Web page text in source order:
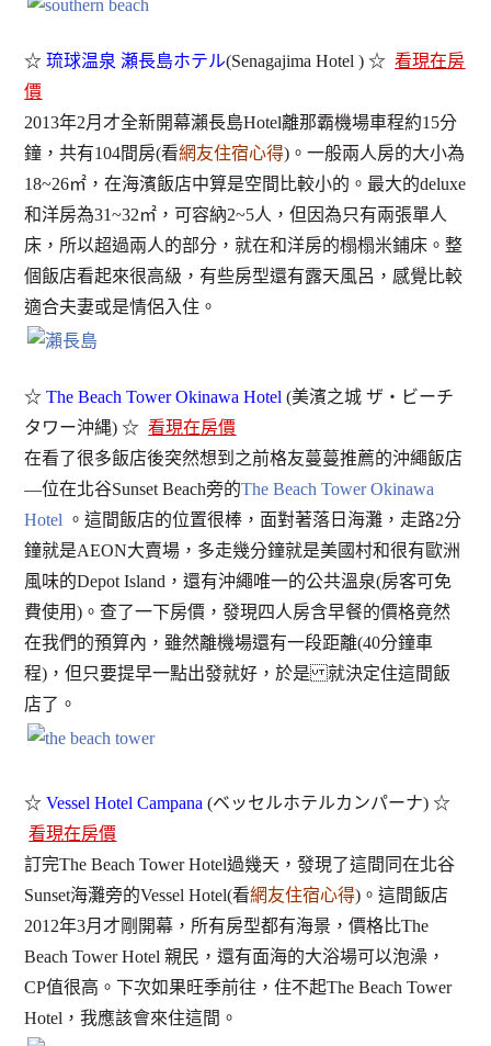
☆琉球温泉 瀬長島ホテル(Senagajima Hotel ) ☆看現在房
價
2013年2月才全新開幕瀨長島Hotel離那霸機場車程約15分
鐘，共有104間房(看網友住宿心得)。一般兩人房的大小為
18~26㎡，在海濱飯店中算是空間比較小的。最大的deluxe
和洋房為31~32㎡，可容納2~5人，但因為只有兩張單人
床，所以超過兩人的部分，就在和洋房的榻榻米鋪床。整
個飯店看起來很高級，有些房型還有露天風呂，感覺比較
適合夫妻或是情侶入住。
☆The Beach Tower Okinawa Hotel (美濱之城 ザ・ビーチ
タワー沖縄) ☆看現在房價
在看了很多飯店後突然想到之前格友蔓蔓推薦的沖繩飯店
—位在北谷Sunset Beach旁的The Beach Tower Okinawa
Hotel 。這間飯店的位置很棒，面對著落日海灘，走路2分
鐘就是AEON大賣場，多走幾分鐘就是美國村和很有歐洲
風味的Depot Island，還有沖繩唯一的公共溫泉(房客可免
費使用)。查了一下房價，發現四人房含早餐的價格竟然
在我們的預算內，雖然離機場還有一段距離(40分鐘車
程)，但只要提早一點出發就好，於是 就決定住這間飯
店了。
☆Vessel Hotel Campana (ベッセルホテルカンパーナ) ☆
看現在房價
訂完The Beach Tower Hotel過幾天，發現了這間同在北谷
Sunset海灘旁的Vessel Hotel(看網友住宿心得)。這間飯店
2012年3月才剛開幕，所有房型都有海景，價格比The
Beach Tower Hotel 親民，還有面海的大浴場可以泡澡，
CP值很高。下次如果旺季前往，住不起The Beach Tower
Hotel，我應該會來住這間。